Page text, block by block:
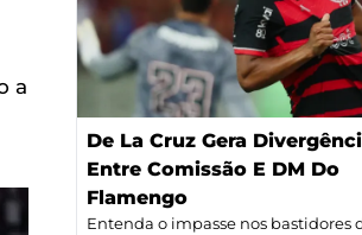
a
De La Cruz Gera
Entre Comissão E DM Do
Flamengo
Entenda o impasse nos bastidores